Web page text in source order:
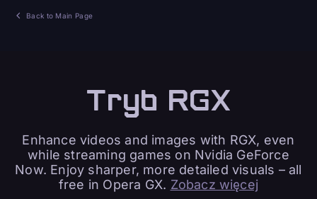
Back to Main Page
Tryb RGX
Enhance videos and images with RGX, even
while streaming games on Nvidia GeForce
Now. Enjoy sharper, more detailed visuals – all
free in Opera GX. Zobacz więcej